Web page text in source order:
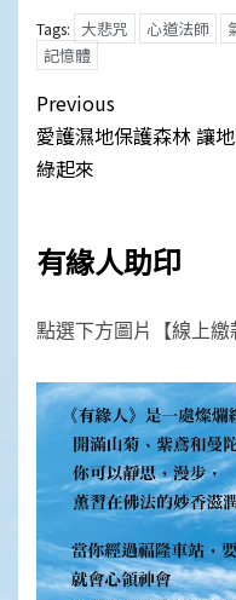
Link
Tags: 大悲咒 心道法師
記憶體
Post
navigation
Previous
愛護濕地保護森林 讓
綠起來
有緣人助印
點選下方圖片【線上繳